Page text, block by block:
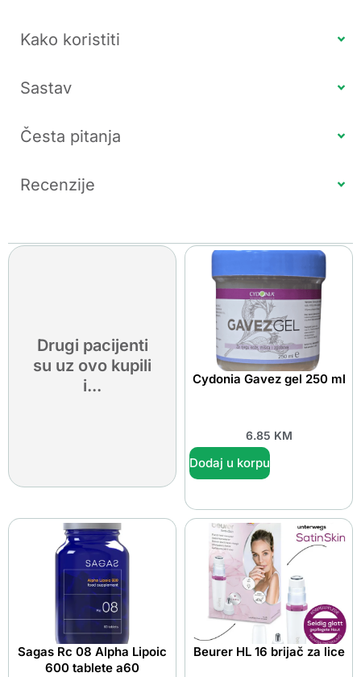
Kako koristiti
Sastav
Česta pitanja
Recenzije
Drugi pacijenti
su uz ovo kupili
i...
Cydonia Gavez gel 250 ml
6.85 KM
Dodaj u korpu
Sagas Rc 08 Alpha Lipoic
600 tablete a60
Beurer HL 16 brijač za lice